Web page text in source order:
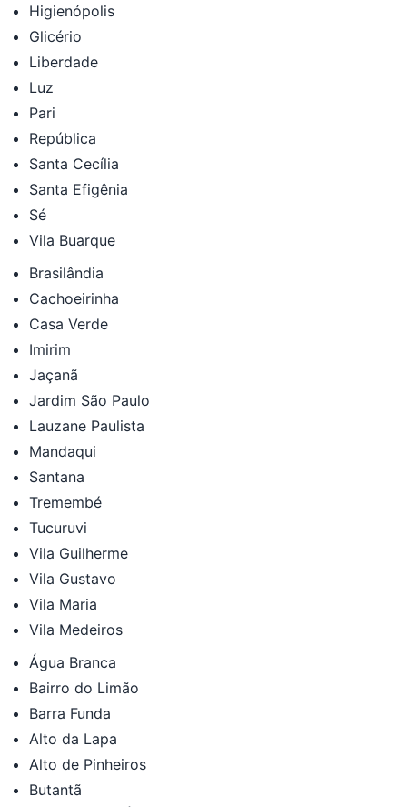
Higienópolis
Glicério
Liberdade
Luz
Pari
República
Santa Cecília
Santa Efigênia
Sé
Vila Buarque
Brasilândia
Cachoeirinha
Casa Verde
Imirim
Jaçanã
Jardim São Paulo
Lauzane Paulista
Mandaqui
Santana
Tremembé
Tucuruvi
Vila Guilherme
Vila Gustavo
Vila Maria
Vila Medeiros
Água Branca
Bairro do Limão
Barra Funda
Alto da Lapa
Alto de Pinheiros
Butantã